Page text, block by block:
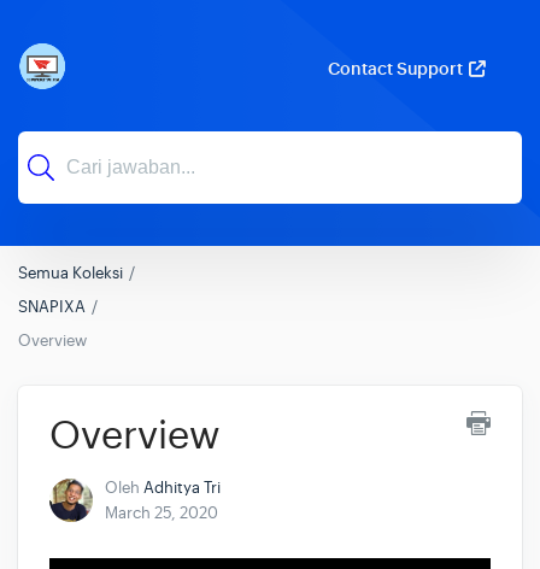
Contact Support
Semua Koleksi
SNAPIXA
Overview
Overview
Oleh Adhitya Tri
March 25, 2020